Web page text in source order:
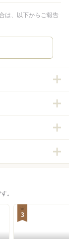
は、以下からご報告
。
3